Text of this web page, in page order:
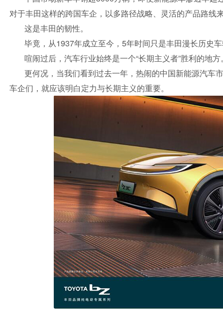
对于丰田这样的跨国车企，以多路径战略、灵活的产品路线
这是丰田的韧性。
毕竟，从1937年成立至今，5年时间只是丰田漫长历史
喧闹过后，汽车行业始终是一个“长期主义者”胜利的地方
更何况，当我们看到过去一年，热闹的中国新能源汽车
车企们，就应该明白定力与长期主义的重要。